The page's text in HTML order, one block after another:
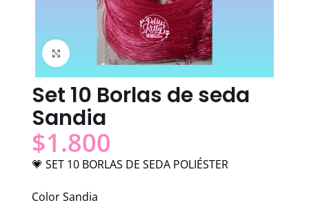
Click to enlarge
Set 10 Borlas de seda
Sandia
$1.800
💗 SET 10 BORLAS DE SEDA POLIÉSTER
Color Sandia